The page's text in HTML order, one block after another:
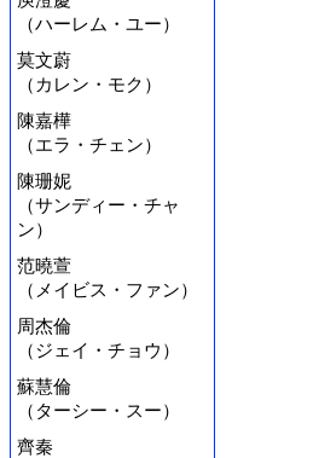
（ハーレム・ユー）
莫文蔚
（カレン・モク）
陳嘉樺
（エラ・チェン）
陳珊妮
（サンディー・チャ
ン）
范曉萱
（メイビス・ファン）
周杰倫
（ジェイ・チョウ）
蘇慧倫
（ターシー・スー）
齊秦